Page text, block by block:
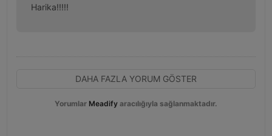
Harika!!!!!
DAHA FAZLA YORUM GÖSTER
Yorumlar Meadify aracılığıyla sağlanmaktadır.